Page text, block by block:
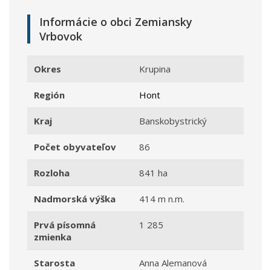
Informácie o obci Zemiansky
Vrbovok
Okres Krupina
Región Hont
Kraj Banskobystrický
Počet obyvateľov 86
Rozloha 841 ha
Nadmorská výška 414 m n.m.
Prvá písomná
zmienka
1 285
Starosta Anna Alemanová